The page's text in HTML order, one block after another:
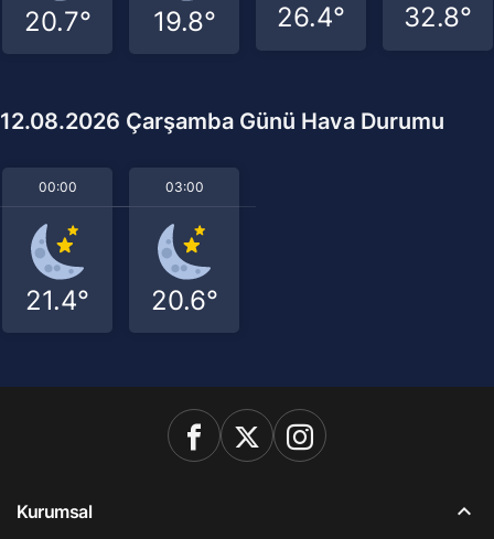
20.7° 19.8° 26.4° 32.8°
12.08.2026 Çarşamba Günü Hava Durumu
00:00
21.4°
03:00
20.6°
Kurumsal